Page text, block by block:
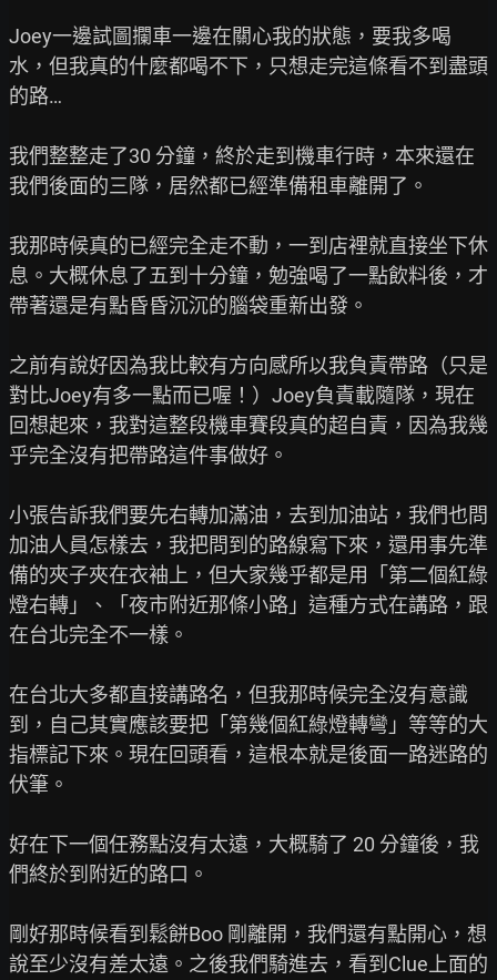
Joey一邊試圖攔車一邊在關心我的狀態，要我多喝
水，但我真的什麼都喝不下，只想走完這條看不到盡頭
的路…
我們整整走了30 分鐘，終於走到機車行時，本來還在
我們後面的三隊，居然都已經準備租車離開了。
我那時候真的已經完全走不動，一到店裡就直接坐下休
息。大概休息了五到十分鐘，勉強喝了一點飲料後，才
帶著還是有點昏昏沉沉的腦袋重新出發。
之前有說好因為我比較有方向感所以我負責帶路（只是
對比Joey有多一點而已喔！）Joey負責載隨隊，現在
回想起來，我對這整段機車賽段真的超自責，因為我幾
乎完全沒有把帶路這件事做好。
小張告訴我們要先右轉加滿油，去到加油站，我們也問
加油人員怎樣去，我把問到的路線寫下來，還用事先準
備的夾子夾在衣袖上，但大家幾乎都是用「第二個紅綠
燈右轉」、「夜市附近那條小路」這種方式在講路，跟
在台北完全不一樣。
在台北大多都直接講路名，但我那時候完全沒有意識
到，自己其實應該要把「第幾個紅綠燈轉彎」等等的大
指標記下來。現在回頭看，這根本就是後面一路迷路的
伏筆。
好在下一個任務點沒有太遠，大概騎了 20 分鐘後，我
們終於到附近的路口。
剛好那時候看到鬆餅Boo 剛離開，我們還有點開心，想
說至少沒有差太遠。之後我們騎進去，看到Clue上面的